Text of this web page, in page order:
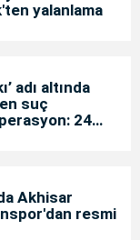
yalanlama
adı altında
suç
24
Akhisar
resmi